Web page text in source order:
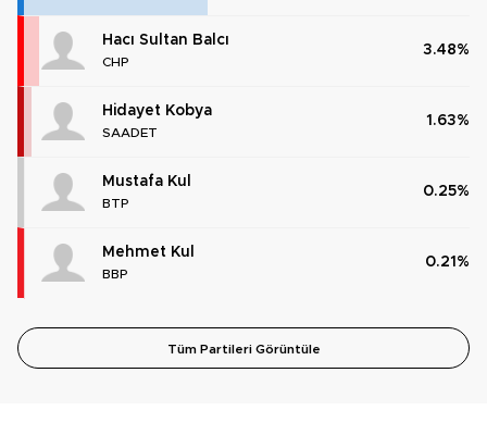
Hacı Sultan Balcı
CHP
3.48%
Hidayet Kobya
SAADET
1.63%
Mustafa Kul
BTP
0.25%
Mehmet Kul
BBP
0.21%
Tüm Partileri Görüntüle